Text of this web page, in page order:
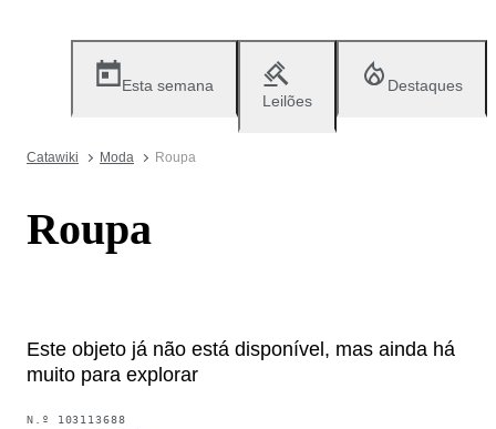
Esta semana
Leilões
Destaques
Catawiki Moda Roupa
Roupa
Este objeto já não está disponível, mas ainda há
muito para explorar
N.º 103113688